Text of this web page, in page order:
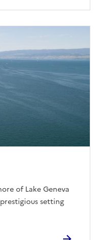
of Lake Geneva
setting